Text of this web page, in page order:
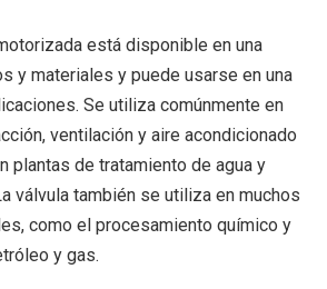
está disponible en una
y materiales y puede usarse en una
Se utiliza comúnmente en
ventilación y aire acondicionado
plantas de tratamiento de agua y
válvula también se utiliza en muchos
como el procesamiento químico y
y gas.